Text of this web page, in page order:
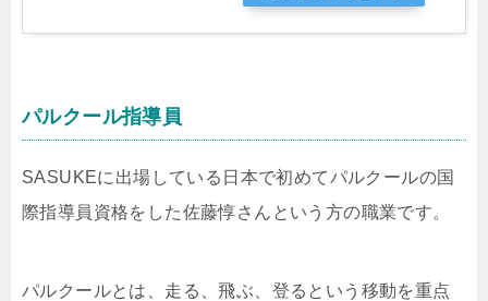
パルクール指導員
SASUKEに出場している日本で初めてパルクールの国
際指導員資格をした佐藤惇さんという方の職業です。
パルクールとは、走る、飛ぶ、登るという移動を重点